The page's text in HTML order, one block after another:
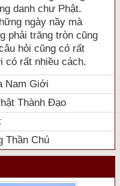
danh chư Phật.
ngày nầy mà
phải trăng tròn cũng
hỏi cũng có rất
có rất nhiều cách.
Nam Giới
Thành Đạo
Thần Chú